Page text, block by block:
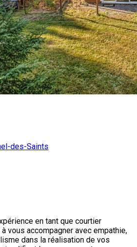
des-Saints
en tant que courtier
vous accompagner avec empathie,
dans la réalisation de vos